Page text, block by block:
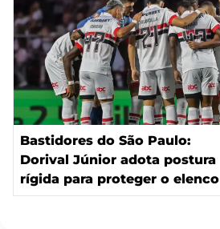
Bastidores do São Paulo:
Dorival Júnior adota postura
rígida para proteger o elenco